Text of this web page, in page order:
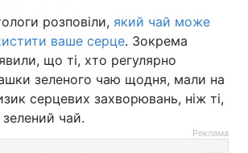
розповіли, який чай може
ваше серце. Зокрема
що ті, хто регулярно
зеленого чаю щодня, мали на
серцевих захворювань, ніж ті,
чай.
Реклама